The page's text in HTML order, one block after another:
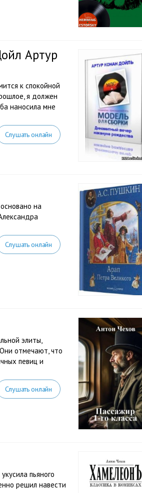
Артур
к спокойной
я должен
наносила мне
Слушать онлайн
на
Слушать онлайн
элиты,
отмечают, что
певиц и
Слушать онлайн
пьяного
решил навести